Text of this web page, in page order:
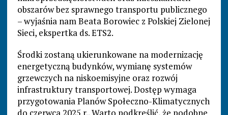
obszarów bez sprawnego transportu publicznego
– wyjaśnia nam Beata Borowiec z Polskiej Zielonej
Sieci, ekspertka ds. ETS2.
Środki zostaną ukierunkowane na modernizację
energetyczną budynków, wymianę systemów
grzewczych na niskoemisyjne oraz rozwój
infrastruktury transportowej. Dostęp wymaga
przygotowania Planów Społeczno-Klimatycznych